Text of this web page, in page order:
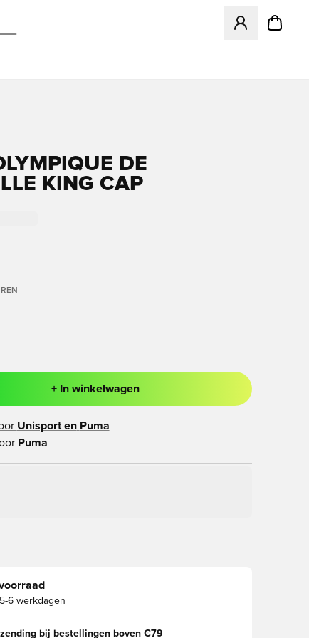
Opent een
DE
KING CAP
om in te loggen of je aan te melden als lid
+ In winkelwagen
Unisport en Puma
Puma
5-6 werkdagen
bij bestellingen boven €79